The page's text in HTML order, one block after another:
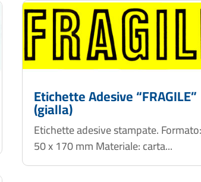
Etichette Adesive “FRAGILE”
(gialla)
Etichette adesive stampate. Formato:
50 x 170 mm Materiale: carta...